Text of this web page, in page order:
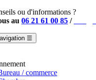
ou d'informations ?
au 06 21 61 00 85 /
☰
/ commerce